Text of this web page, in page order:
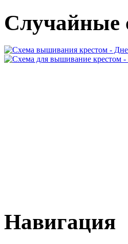
Случайные
Навигация